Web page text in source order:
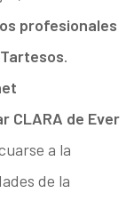
profesionales
.
CLARA de Ever
a la
de la